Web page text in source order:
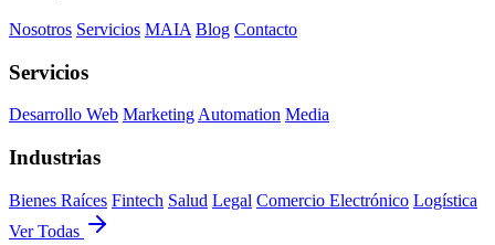
Nosotros Servicios MAIA Blog Contacto
Servicios
Desarrollo Web Marketing Automation Media
Industrias
Bienes Raíces Fintech Salud Legal Comercio Electrónico Logística
Ver Todas